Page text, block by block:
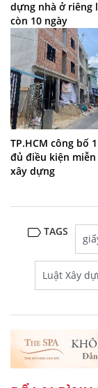
dựng nhà ở riêng
còn 10 ngày
TP.HCM công bố
đủ điều kiện
xây dựng
TAGS
Luật Xây